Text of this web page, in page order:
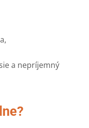
a nepríjemný